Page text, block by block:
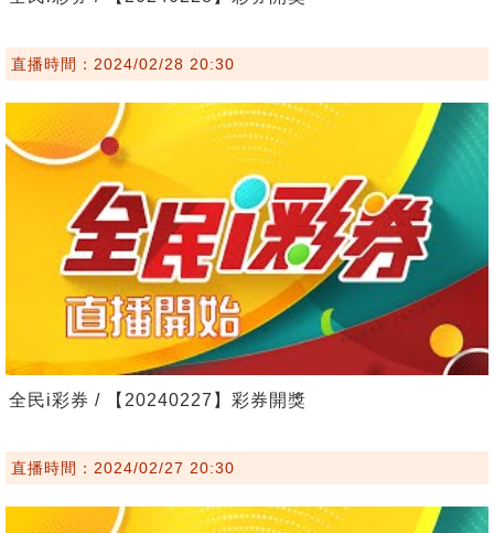
直播時間：2024/02/28 20:30
全民i彩券 / 【20240227】彩券開獎
直播時間：2024/02/27 20:30